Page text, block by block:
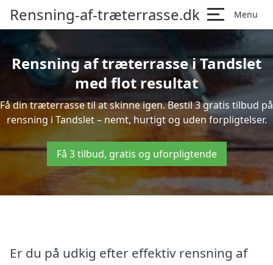
Rensning-af-træterrasse.dk Menu
Rensning af træterrasse i Tandslet
med flot resultat
Få din træterrasse til at skinne igen. Bestil 3 gratis tilbud på
rensning i Tandslet – nemt, hurtigt og uden forpligtelser.
Få 3 tilbud, gratis og uforpligtende
Er du på udkig efter effektiv rensning af